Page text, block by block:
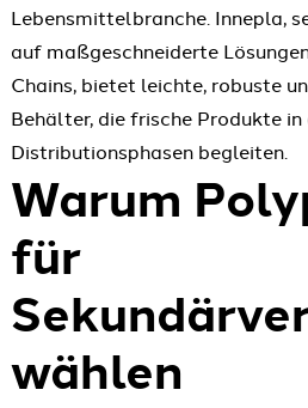
Lebensmittelbranche. Innepla,
auf maßgeschneiderte
Chains, bietet leichte, robuste
Behälter, die frische Produkte
Distributionsphasen begleiten.
Warum
für
wählen